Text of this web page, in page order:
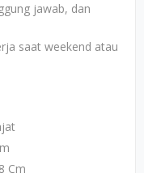
jawab, dan
saat weekend atau
Cm